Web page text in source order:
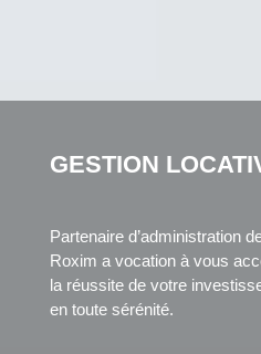
GESTION
Partenaire d’administration
Roxim a vocation à vous
la réussite de votre
en toute sérénité.